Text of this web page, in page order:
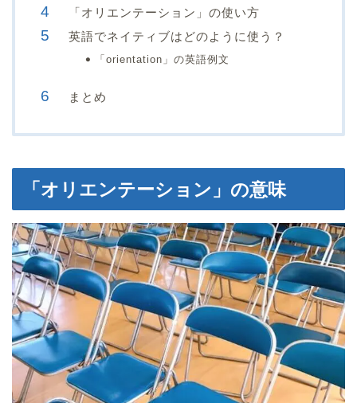
「オリエンテーション」の使い方
英語でネイティブはどのように使う？
「orientation」の英語例文
まとめ
「オリエンテーション」の意味